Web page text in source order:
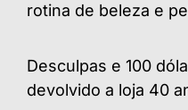
rotina de beleza e
Desculpas e 100
devolvido a loja 40